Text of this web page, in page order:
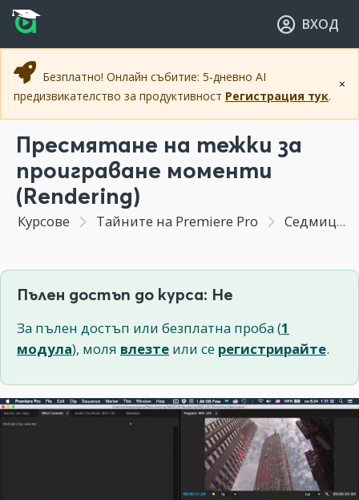
Прескочи към основното съдържание
Прескочи към навигацията
ВХОД
×
Безплатно! Онлайн събитие: 5-дневно AI
предизвикателство за продуктивност Регистрация тук.
Пресмятане на тежки за
проиграване моменти
(Rendering)
Курсове Тайните на Premiere Pro Седмица 5 - Композитинг в Premiere Pro Част2
Пълен достъп до курса: Не
За пълен достъп или безплатна проба (1
модула), моля влезте или се регистрирайте.